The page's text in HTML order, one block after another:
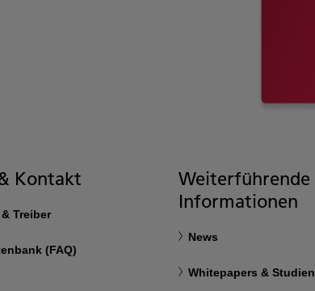
Kontakt
Treiber
(FAQ)
Weiterführende
Informationen
News
Whitepapers & Studien